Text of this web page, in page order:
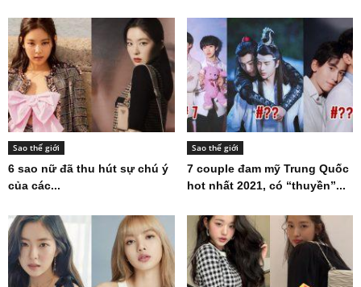
Sao thế giới
6 sao nữ đã thu hút sự chú ý
của các...
Sao thế giới
7 couple đam mỹ Trung Quốc
hot nhất 2021, có “thuyền”...